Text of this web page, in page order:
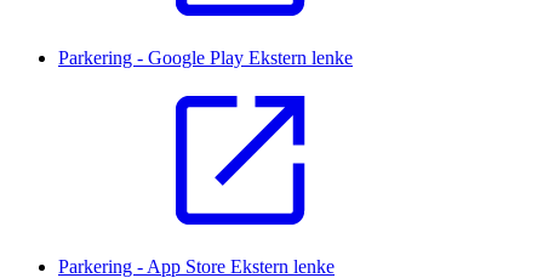
Parkering - Google Play Ekstern lenke
Parkering - App Store Ekstern lenke